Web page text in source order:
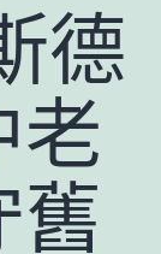
德
老
舊